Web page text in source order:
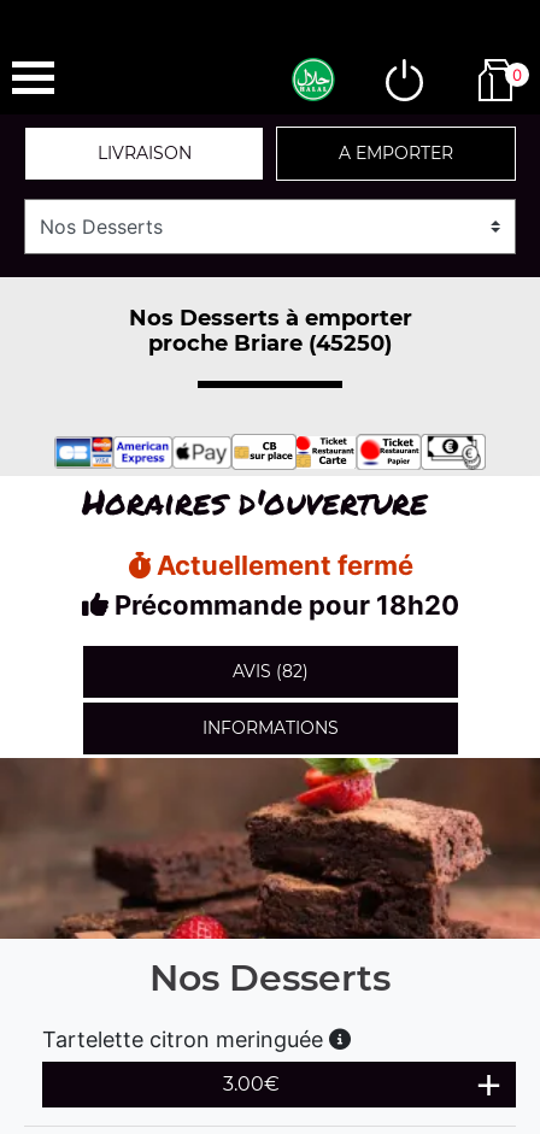
0
LIVRAISON A EMPORTER
Nos Desserts à emporter
proche Briare (45250)
Horaires d'ouverture
Actuellement fermé
Précommande pour 18h20
AVIS (82)
INFORMATIONS
Nos Desserts
Tartelette citron meringuée
3.00€